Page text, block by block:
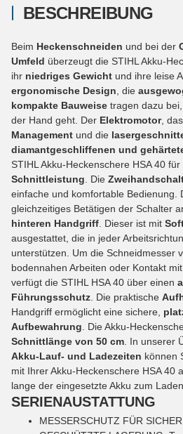
BESCHREIBUNG
Beim Heckenschneiden und bei der
Umfeld überzeugt die STIHL Akku-
ihr niedriges Gewicht und ihre leise
ergonomische Design , die
kompakte Bauweise tragen dazu
der Hand geht. Der Elektromotor,
Management und die
diamantgeschliffenen und
STIHL Akku-Heckenschere HSA 40 für
Schnittleistung . Die
einfache und komfortable Bedienung.
gleichzeitiges Betätigen der Schalter
hinteren Handgriff . Dieser ist mit
ausgestattet, die in jeder
unterstützen. Um die Schneidmesser
bodennahen Arbeiten oder Kontakt
verfügt die STIHL HSA 40 über einen
Führungsschutz . Die praktische
Handgriff ermöglicht eine sichere,
Aufbewahrung . Die Akku-
Schnittlänge von 50 cm . In unserer
Akku-Lauf- und Ladezeiten können
mit Ihrer Akku-Heckenschere HSA 40
lange der eingesetzte Akku zum
SERIENAUSTATTUNG
MESSERSCHUTZ FÜR